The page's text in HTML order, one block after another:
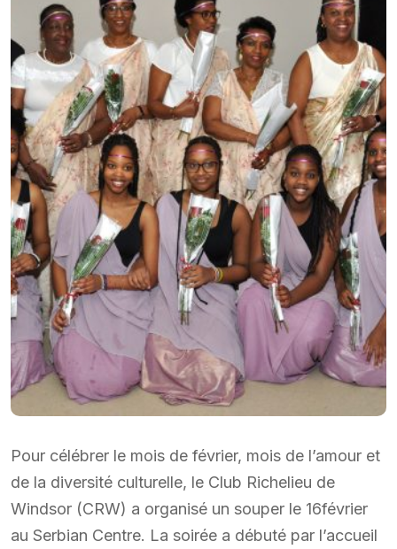
Pour célébrer le mois de février, mois de l’amour et
de la diversité culturelle, le Club Richelieu de
Windsor (CRW) a organisé un souper le 16février
au Serbian Centre. La soirée a débuté par l’accueil